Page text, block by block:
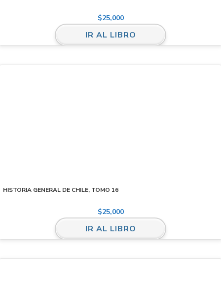
$25,000
IR AL LIBRO
HISTORIA GENERAL DE CHILE, TOMO 16
$25,000
IR AL LIBRO